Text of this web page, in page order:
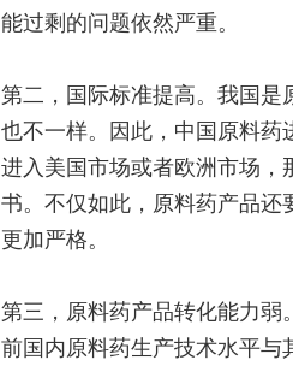
能过剩的问题依然严重。
第二，国际标准提高。我国是
也不一样。因此，中国原料药
进入美国市场或者欧洲市场，
书。不仅如此，原料药产品还
更加严格。
第三，原料药产品转化能力弱
前国内原料药生产技术水平与